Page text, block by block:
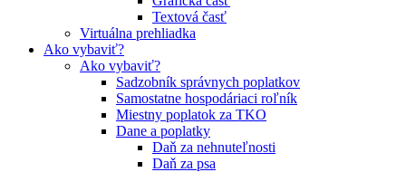
Textová časť
Virtuálna prehliadka
Ako vybaviť?
Ako vybaviť?
Sadzobník správnych poplatkov
Samostatne hospodáriaci roľník
Miestny poplatok za TKO
Dane a poplatky
Daň za nehnuteľnosti
Daň za psa